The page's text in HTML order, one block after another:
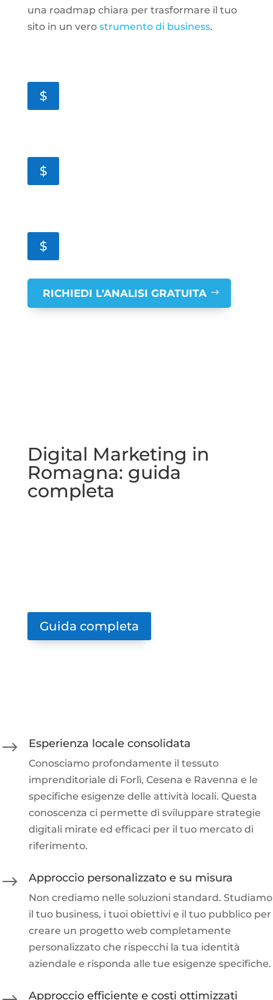
una roadmap chiara per trasformare il tuo
sito in un vero strumento di business.
$
$
$
RICHIEDI L'ANALISI GRATUITA
Digital Marketing in
Romagna: guida
completa
Guida completa
$ Esperienza locale consolidata
Conosciamo profondamente il tessuto
imprenditoriale di Forlì, Cesena e Ravenna e le
specifiche esigenze delle attività locali. Questa
conoscenza ci permette di sviluppare strategie
digitali mirate ed efficaci per il tuo mercato di
riferimento.
$ Approccio personalizzato e su misura
Non crediamo nelle soluzioni standard. Studiamo
il tuo business, i tuoi obiettivi e il tuo pubblico per
creare un progetto web completamente
personalizzato che rispecchi la tua identità
aziendale e risponda alle tue esigenze specifiche.
Approccio efficiente e costi ottimizzati